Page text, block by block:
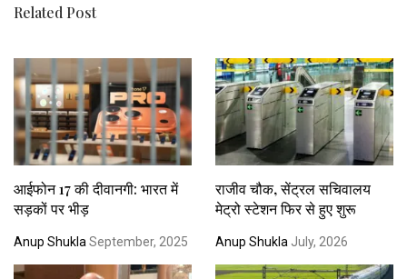
Related Post
आईफोन 17 की दीवानगी: भारत में
सड़कों पर भीड़
Anup Shukla September, 2025
राजीव चौक, सेंट्रल सचिवालय
मेट्रो स्टेशन फिर से हुए शुरू
Anup Shukla July, 2026